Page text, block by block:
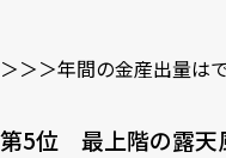
＞＞＞年間の金産出量は
第5位 最上階の露天